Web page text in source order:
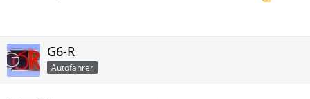
G6-R
Autofahrer